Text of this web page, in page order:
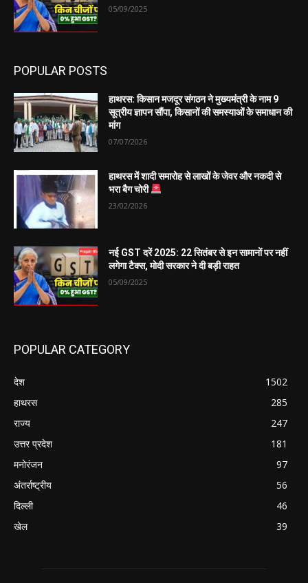
05/09/2025
POPULAR POSTS
हाथरस: किसान मजदूर संगठन ने मुख्यमंत्री के नाम 9
सूत्रीय ज्ञापन सौंपा, किसानों की समस्याओं के समाधान की
मांग
07/07/2026
हाथरस में शादी समारोह से लाखों के जेवर और नकदी से
भरा बैग चोरी
23/02/2026
नई GST दरें 2025: 22 सितंबर से इन सामानों पर नहीं
लगेगा टैक्स, मोदी सरकार ने दी बड़ी राहत
05/09/2025
POPULAR CATEGORY
देश
1502
हाथरस
285
राज्य
247
उत्तर प्रदेश
181
मनोरंजन
97
अंतर्राष्ट्रीय
56
दिल्ली
46
खेल
39